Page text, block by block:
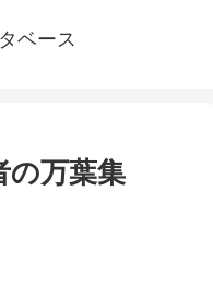
ベース
の万葉集